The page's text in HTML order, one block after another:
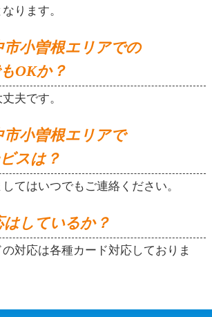
ります。
市小曽根エリアでの
OKか？
夫です。
市小曽根エリアで
スは？
てはいつでもご連絡ください。
はしているか？
対応は各種カード対応しておりま